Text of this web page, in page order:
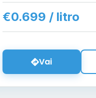
€0.699 / litro
Vai